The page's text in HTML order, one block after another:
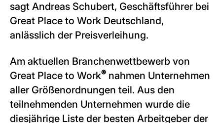
sagt Andreas Schubert, Geschäftsführer bei
Great Place to Work Deutschland,
anlässlich der Preisverleihung.
Am aktuellen Branchenwettbewerb von
Great Place to Work® nahmen Unternehmen
aller Größenordnungen teil. Aus den
teilnehmenden Unternehmen wurde die
diesjährige Liste der besten Arbeitgeber der